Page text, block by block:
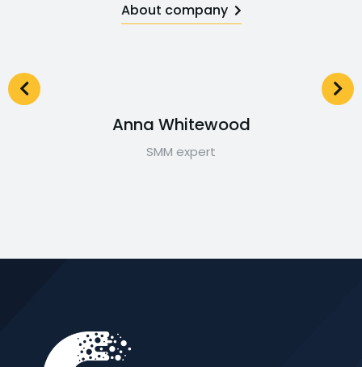
About company
Anna Whitewood
SMM expert